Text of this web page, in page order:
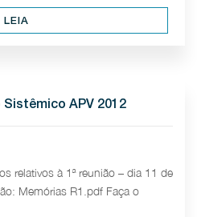
LEIA
APV 2012
relativos à 1ª reunião – dia 11 de
Memórias R1.pdf Faça o